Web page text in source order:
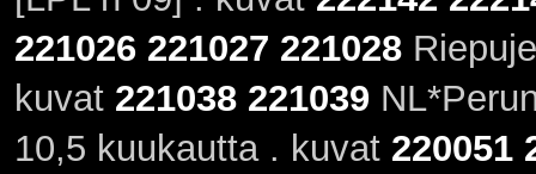
221026 221027 221028
kuvat 221038 221039
10,5 kuukautta . kuvat 220051